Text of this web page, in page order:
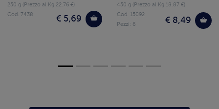
250 g (Prezzo al Kg 22.76 €)
€ 5,69
Cod. 7438
450 g (Prezzo al Kg 18.87 €)
€ 8,49
Cod. 15092
Pezzi: 6